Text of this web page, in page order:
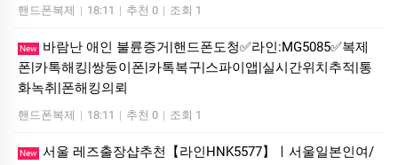
핸드폰복제 | 18:11 | 추천 0 | 조회 1
New
바람난 애인 불륜증거|핸드폰도청✅라인:MG5085✅복제
폰|카톡해킹|쌍둥이폰|카톡복구|스파이앱|실시간위치추적|통
화녹취|폰해킹의뢰
핸드폰복제 | 18:11 | 추천 0 | 조회 1
New 서울 레즈출장샵추천【라인HNK5577】ㅣ서울일본인여/